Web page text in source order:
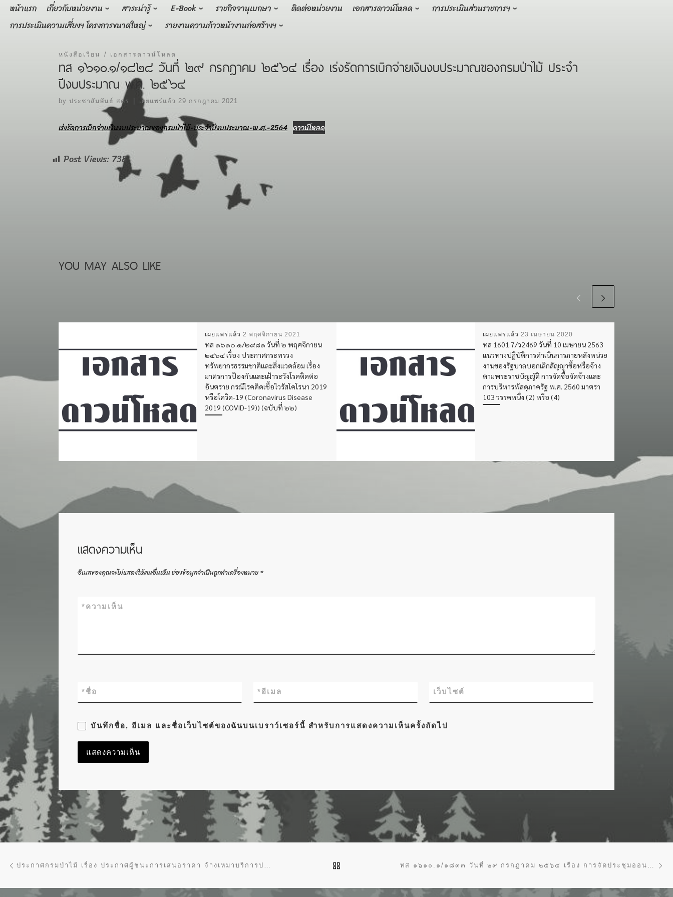
Skip
content
หน้าแรก เกี่ยวกับหน่วยงาน สาระน่ารู้ E-Book ราชกิจจานุเบกษา ติดต่อหน่วยงาน เอกสารดาวน์โหลด
การประเมินส่วนราชการฯ
การประเมินความเสี่ยงฯ โครงการขนาดใหญ่
รายงานความก้าวหน้างานก่อสร้างฯ
หนังสือเวียน เอกสารดาวน์โหลด
ทส ๑๖๑๐.๑/๑๘๒๘ วันที่ ๒๙ กรกฎาคม ๒๕๖๔ เรื่อง เร่งรัดการเบิกจ่ายเงินงบประมาณของกรมป่าไม้ ประจำ
ปีงบประมาณ พ.ศ. ๒๕๖๔
by ประชาสัมพันธ์ สคร เผยแพร่แล้ว 29 กรกฎาคม 2021
เร่งรัดการเบิกจ่ายเงินงบประมาณของกรมป่าไม้-ประจำปีงบประมาณ-พ.ศ.-2564 ดาวน์โหลด
Post Views:738
YOU MAY ALSO LIKE
เผยแพร่แล้ว 2 พฤศจิกายน 2021
ทส ๑๖๑๐.๑/๒๙๘๑ วันที่ ๒ พฤศจิกายน
๒๕๖๔ เรื่อง ประกาศกระทรวง
ทรัพยากรธรรมชาติและสิ่งแวดล้อม เรื่อง
มาตรการป้องกันและเฝ้าระวังโรคติดต่อ
อันตราย กรณีโรคติดเชื้อไวรัสโคโรนา 2019
หรือโควิด-19 (Coronavirus Disease
2019 (COVID-19)) (ฉบับที่ ๒๒)
เผยแพร่แล้ว 23 เมษายน 2020
ทส 1601.7/ว2469 วันที่ 10 เมษายน 2563
แนวทางปฏิบัติการดำเนินการภายหลังหน่วย
งานของรัฐบาลบอกเลิกสัญญาซื้อหรือจ้าง
ตามพระราชบัญญัติ การจัดซื้อจัดจ้างและ
การบริหารพัสดุภาครัฐ พ.ศ. 2560 มาตรา
103 วรรคหนึ่ง (2) หรือ (4)
แสดงความเห็น
อีเมลของคุณจะไม่แสดงให้คนอื่นเห็นช่องข้อมูลจำเป็นถูกทำเครื่องหมาย*
ความเห็น
*
ชื่อ
* อีเมล
* เว็บไซต์
บันทึกชื่อ, อีเมล และชื่อเว็บไซต์ของฉันบนเบราว์เซอร์นี้ สำหรับการแสดงความเห็นครั้งถัดไป
การนำทางของเรื่อง BACK TO POST LIST